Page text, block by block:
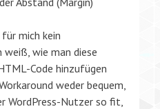
mich kein
weiß, wie man diese
Code hinzufügen
weder bequem,
WordPress-Nutzer so fit,